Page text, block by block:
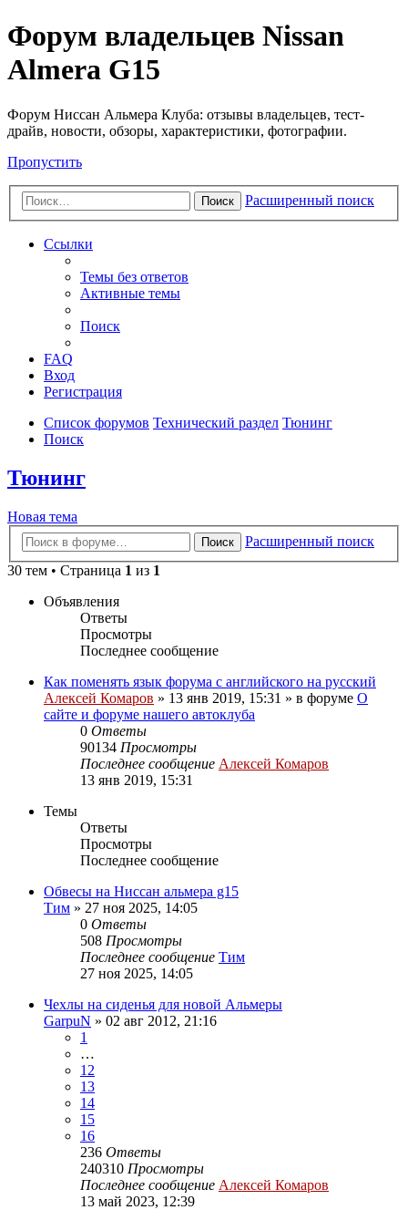
Форум владельцев Nissan
Almera G15
Форум Ниссан Альмера Клуба: отзывы владельцев, тест-
драйв, новости, обзоры, характеристики, фотографии.
Пропустить
Поиск Расширенный поиск
Ссылки
Темы без ответов
Активные темы
Поиск
FAQ
Вход
Регистрация
Список форумов Технический раздел Тюнинг
Поиск
Тюнинг
Новая тема
Поиск
Расширенный поиск
30 тем • Страница 1 из 1
Объявления
Ответы
Просмотры
Последнее сообщение
Как поменять язык форума с английского на русский
Алексей Комаров » 13 янв 2019, 15:31 » в форуме О
сайте и форуме нашего автоклуба
0 Ответы
90134 Просмотры
Последнее сообщение Алексей Комаров
13 янв 2019, 15:31
Темы
Ответы
Просмотры
Последнее сообщение
Обвесы на Ниссан альмера g15
Тим » 27 ноя 2025, 14:05
0 Ответы
508 Просмотры
Последнее сообщение Тим
27 ноя 2025, 14:05
Чехлы на сиденья для новой Альмеры
GarpuN » 02 авг 2012, 21:16
1
…
12
13
14
15
16
236 Ответы
240310 Просмотры
Последнее сообщение Алексей Комаров
13 май 2023, 12:39